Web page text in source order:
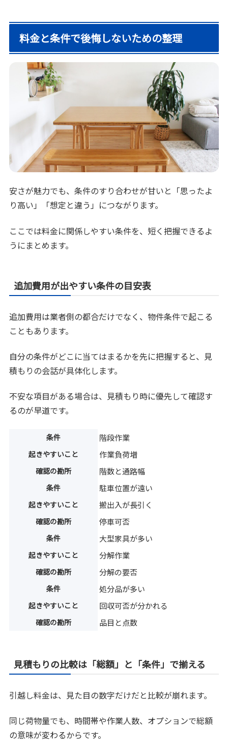
料金と条件で後悔しないための整理
安さが魅力でも、条件のすり合わせが甘いと「思ったよ
り高い」「想定と違う」につながります。
ここでは料金に関係しやすい条件を、短く把握できるよ
うにまとめます。
追加費用が出やすい条件の目安表
追加費用は業者側の都合だけでなく、物件条件で起こる
こともあります。
自分の条件がどこに当てはまるかを先に把握すると、見
積もりの会話が具体化します。
不安な項目がある場合は、見積もり時に優先して確認す
るのが早道です。
条件 階段作業
起きやすいこと 作業負荷増
確認の勘所 階数と通路幅
条件 駐車位置が遠い
起きやすいこと 搬出入が長引く
確認の勘所 停車可否
条件 大型家具が多い
起きやすいこと 分解作業
確認の勘所 分解の要否
条件 処分品が多い
起きやすいこと 回収可否が分かれる
確認の勘所 品目と点数
見積もりの比較は「総額」と「条件」で揃える
引越し料金は、見た目の数字だけだと比較が崩れます。
同じ荷物量でも、時間帯や作業人数、オプションで総額
の意味が変わるからです。